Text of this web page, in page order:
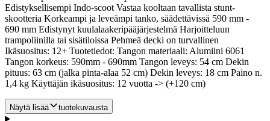
Edistyksellisempi Indo-scoot Vastaa kooltaan tavallista stunt-
skootteria Korkeampi ja leveämpi tanko, säädettävissä 590 mm -
690 mm Edistynyt kuulalaakeripääjärjestelmä Harjoitteluun
trampoliinilla tai sisätiloissa Pehmeä decki on turvallinen
Ikäsuositus: 12+ Tuotetiedot: Tangon materiaali: Alumiini 6061
Tangon korkeus: 590mm - 690mm Tangon leveys: 54 cm Dekin
pituus: 63 cm (jalka pinta-alaa 52 cm) Dekin leveys: 18 cm Paino n.
1,4 kg Käyttäjän ikäsuositus: 12 vuotta -> (+120 cm)
Näytä lisää tuotekuvausta